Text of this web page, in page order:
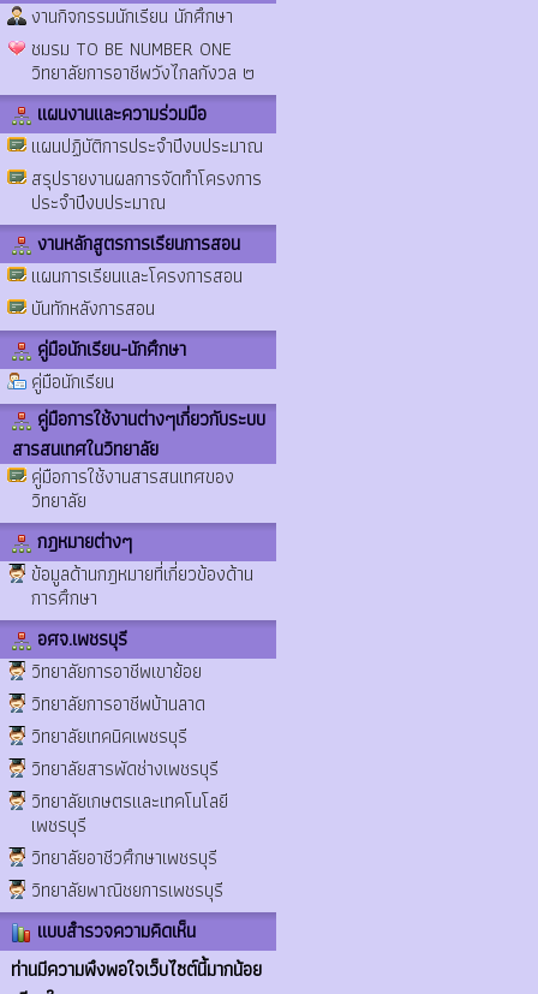
งานกิจกรรมนักเรียน นักศึกษา
ชมรม TO BE NUMBER ONE
วิทยาลัยการอาชีพวังไกลกังวล ๒
แผนงานและความร่วมมือ
แผนปฏิบัติการประจำปีงบประมาณ
สรุปรายงานผลการจัดทำโครงการ
ประจำปีงบประมาณ
งานหลักสูตรการเรียนการสอน
แผนการเรียนและโครงการสอน
บันทักหลังการสอน
คู่มือนักเรียน-นักศึกษา
คู่มือนักเรียน
คู่มือการใช้งานต่างๆเกี่ยวกับระบบ
สารสนเทศในวิทยาลัย
คู่มือการใช้งานสารสนเทศของ
วิทยาลัย
กฎหมายต่างๆ
ข้อมูลด้านกฎหมายที่เกี่ยวข้องด้าน
การศึกษา
อศจ.เพชรบุรี
วิทยาลัยการอาชีพเขาย้อย
วิทยาลัยการอาชีพบ้านลาด
วิทยาลัยเทคนิคเพชรบุรี
วิทยาลัยสารพัดช่างเพชรบุรี
วิทยาลัยเกษตรและเทคโนโลยี
เพชรบุรี
วิทยาลัยอาชีวศึกษาเพชรบุรี
วิทยาลัยพาณิชยการเพชรบุรี
แบบสำรวจความคิดเห็น
ท่านมีความพึงพอใจเว็บไซต์นี้มากน้อย